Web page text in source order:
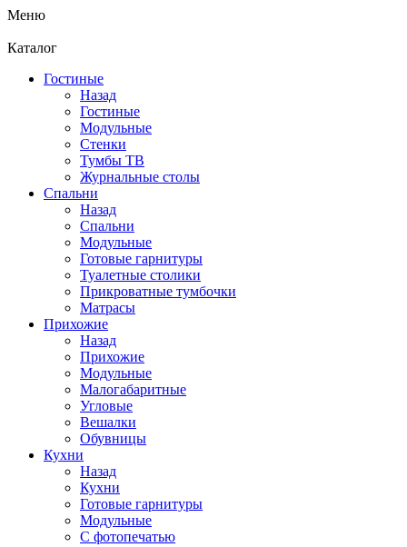
Меню
Каталог
Гостиные
Назад
Гостиные
Модульные
Стенки
Тумбы ТВ
Журнальные столы
Спальни
Назад
Спальни
Модульные
Готовые гарнитуры
Туалетные столики
Прикроватные тумбочки
Матрасы
Прихожие
Назад
Прихожие
Модульные
Малогабаритные
Угловые
Вешалки
Обувницы
Кухни
Назад
Кухни
Готовые гарнитуры
Модульные
С фотопечатью